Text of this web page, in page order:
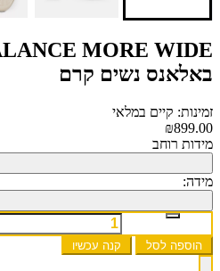
באלאנס נשים קרם
זמינות: קיים במלאי
₪899.00
מידות רוחב
מידה:
הוספה לסל קנה עכשיו